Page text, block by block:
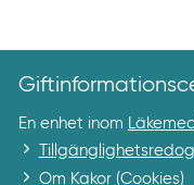
En enhet inom
Om Kakor (Cookies)